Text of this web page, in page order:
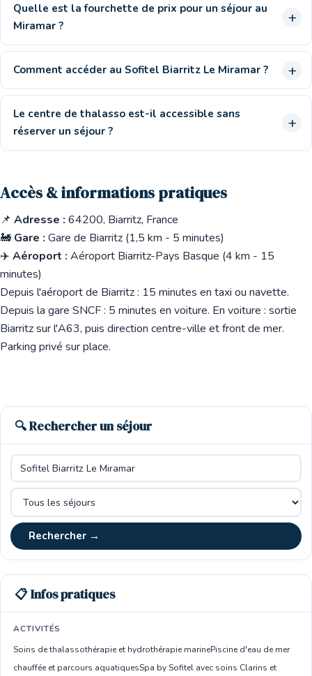
Quelle est la fourchette de prix pour un séjour au
Miramar ?
Comment accéder au Sofitel Biarritz Le Miramar ?
Le centre de thalasso est-il accessible sans
réserver un séjour ?
Accès & informations pratiques
📌 Adresse : 64200, Biarritz, France
🚂 Gare : Gare de Biarritz (1,5 km - 5 minutes)
✈️ Aéroport : Aéroport Biarritz-Pays Basque (4 km - 15
minutes)
Depuis l'aéroport de Biarritz : 15 minutes en taxi ou navette.
Depuis la gare SNCF : 5 minutes en voiture. En voiture : sortie
Biarritz sur l'A63, puis direction centre-ville et front de mer.
Parking privé sur place.
🔍 Rechercher un séjour
Rechercher →
📋 Infos pratiques
ACTIVITÉS
Soins de thalassothérapie et hydrothérapie marinePiscine d'eau de mer
chauffée et parcours aquatiquesSpa by Sofitel avec soins Clarins et